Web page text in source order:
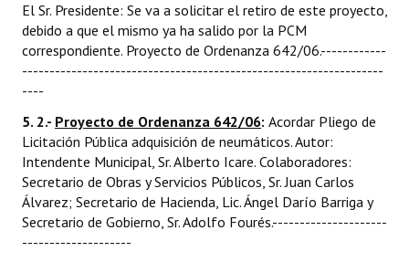
El Sr. Presidente: Se va a solicitar el retiro de este proyecto,
debido a que el mismo ya ha salido por la PCM
correspondiente. Proyecto de Ordenanza 642/06.------------
------------------------------------------------------------------
----
5. 2.- Proyecto de Ordenanza 642/06: Acordar Pliego de
Licitación Pública adquisición de neumáticos. Autor:
Intendente Municipal, Sr. Alberto Icare. Colaboradores:
Secretario de Obras y Servicios Públicos, Sr. Juan Carlos
Álvarez; Secretario de Hacienda, Lic. Ángel Darío Barriga y
Secretario de Gobierno, Sr. Adolfo Fourés.---------------------
--------------------